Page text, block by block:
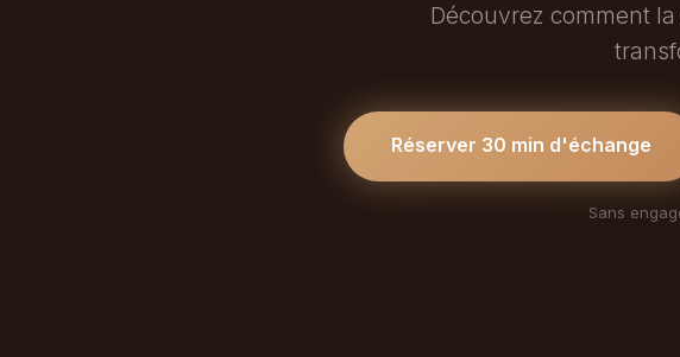
Découvrez comment
Réserver 30 min d'échange
Sans